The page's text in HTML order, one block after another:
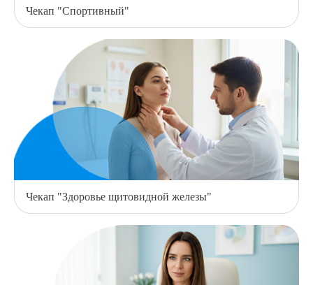
8 (863) 309-05-06
ЗАКАЗАТЬ ЗВОНОК
ЗАПИСЬ ОНЛАЙН
Чекап "Спортивный"
Чекап "Здоровье щитовидной железы"